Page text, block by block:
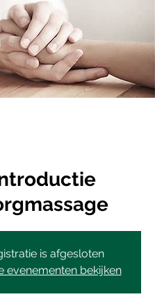
is afgesloten
evenementen bekijken